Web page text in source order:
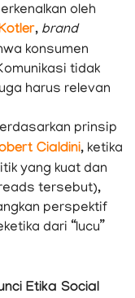
oleh
, brand
konsumen
tidak
harus relevan
prinsip
Cialdini, ketika
yang kuat dan
tersebut),
perspektif
dari “lucu”
Etika Social